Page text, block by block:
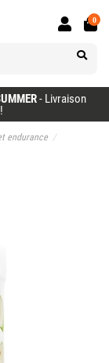
- Livraison
0
endurance